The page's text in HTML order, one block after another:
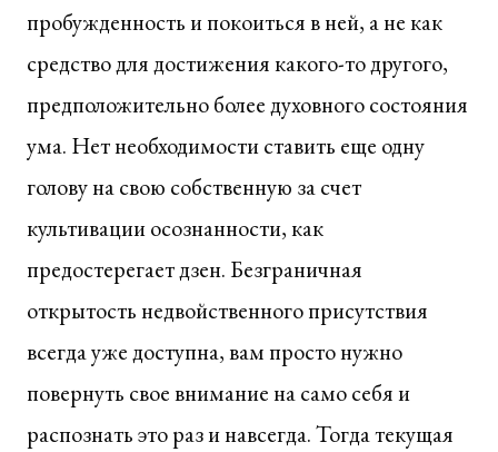
пробужденность и покоиться в ней, а не как
средство для достижения какого-то другого,
предположительно более духовного состояния
ума. Нет необходимости ставить еще одну
голову на свою собственную за счет
культивации осознанности, как
предостерегает дзен. Безграничная
открытость недвойственного присутствия
всегда уже доступна, вам просто нужно
повернуть свое внимание на само себя и
распознать это раз и навсегда. Тогда текущая